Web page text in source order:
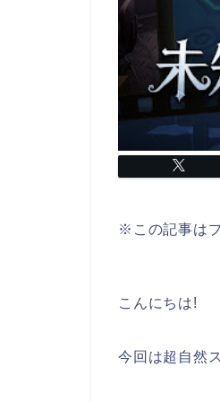
※この記事は
こんにちは!
今回は超自然